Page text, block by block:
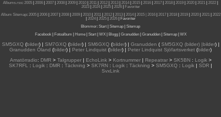
Albums.rss: 2005 2006 2007 2008 2009 2010 2011 2012 2013 2014 2015 2016 2017 2018 2019 2020 2021 2022
2023| 2024| 2025| 2026|
Favoriter
Album Sitemap: 2005| 2006| 2007| 2008| 2009| 2010| 2011| 2012| 2013| 2014| 2015 | 2016| 2017| 2018| 2019| 2020| 2021| 2022
2024| 2025| 2026|
Favoriter
Blommor: Start Sitemap
Sitemap
Facebook| Fotoalbum Home| Start| WX| Blogg| Granudden| Granudden| Sitemap| WX
SM5GXQ(bilder) | SM7GXQ(bilder) | SM6GXQ(bilder) | Granudden (SM5GXQ (bilder) |bilder) |
Granudden Öland (bilder) | Peter Lindquist (bilder) | Peter Lindquist Sjöfartsverket (bilder)
Amatörradio: DMR> Talgrupper| EchoLink> Kortnummer| Repeatrar> SK5BN: Logik>
SK7RFL
: Logik : DMR : Täckning > SK7RN : Logik : Täckning > SM5GXQ : Logik | SDR |
SvxLink